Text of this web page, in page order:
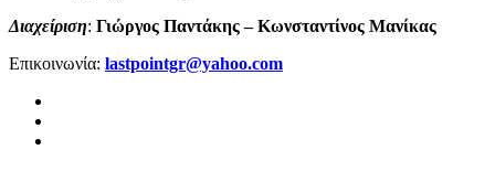
Διαχείριση: Γιώργος Παντάκης – Κωνσταντίνος Μανίκας
Επικοινωνία: lastpointgr@yahoo.com